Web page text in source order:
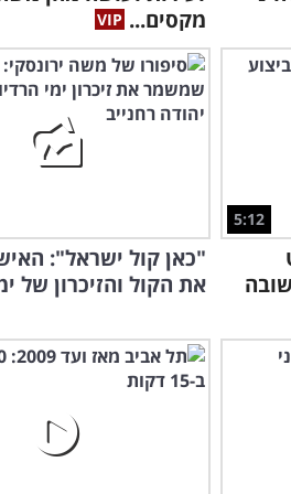
3:58
היצירה הספרדית
והנפלאה הזאת
לבכם בנחת...
מקסים...
5:12
"כאן קול ישראל":
את הקול והזיכרון של